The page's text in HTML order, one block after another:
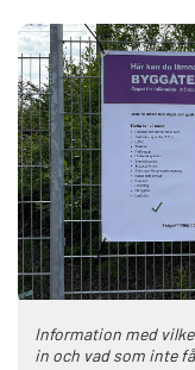
Information med
in och vad som inte